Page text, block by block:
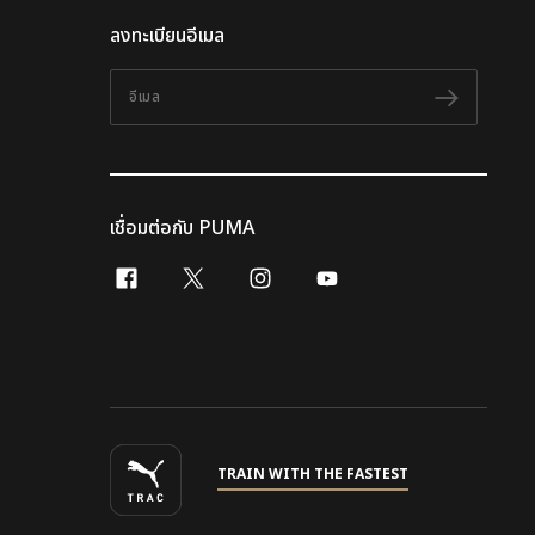
ลงทะเบียนอีเมล
อีเมล
ติดตาม
เชื่อมต่อกับ PUMA
facebook
x-twitterinstagram
youtube
TRAIN WITH THE FASTEST